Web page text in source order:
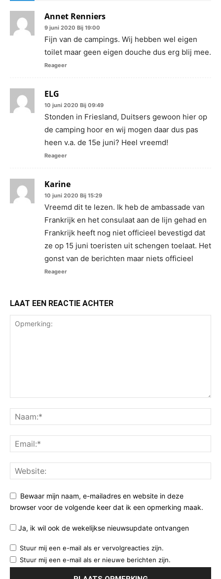
Annet Renniers
9 juni 2020 Bij 19:00
Fijn van de campings. Wij hebben wel eigen
toilet maar geen eigen douche dus erg blij mee.
Reageer
ELG
10 juni 2020 Bij 09:49
Stonden in Friesland, Duitsers gewoon hier op
de camping hoor en wij mogen daar dus pas
heen v.a. de 15e juni? Heel vreemd!
Reageer
Karine
10 juni 2020 Bij 15:29
Vreemd dit te lezen. Ik heb de ambassade van
Frankrijk en het consulaat aan de lijn gehad en
Frankrijk heeft nog niet officieel bevestigd dat
ze op 15 juni toeristen uit schengen toelaat. Het
gonst van de berichten maar niets officieel
Reageer
LAAT EEN REACTIE ACHTER
Bewaar mijn naam, e-mailadres en website in deze
browser voor de volgende keer dat ik een opmerking maak.
Ja, ik wil ook de wekelijkse nieuwsupdate ontvangen
Stuur mij een e-mail als er vervolgreacties zijn.
Stuur mij een e-mail als er nieuwe berichten zijn.